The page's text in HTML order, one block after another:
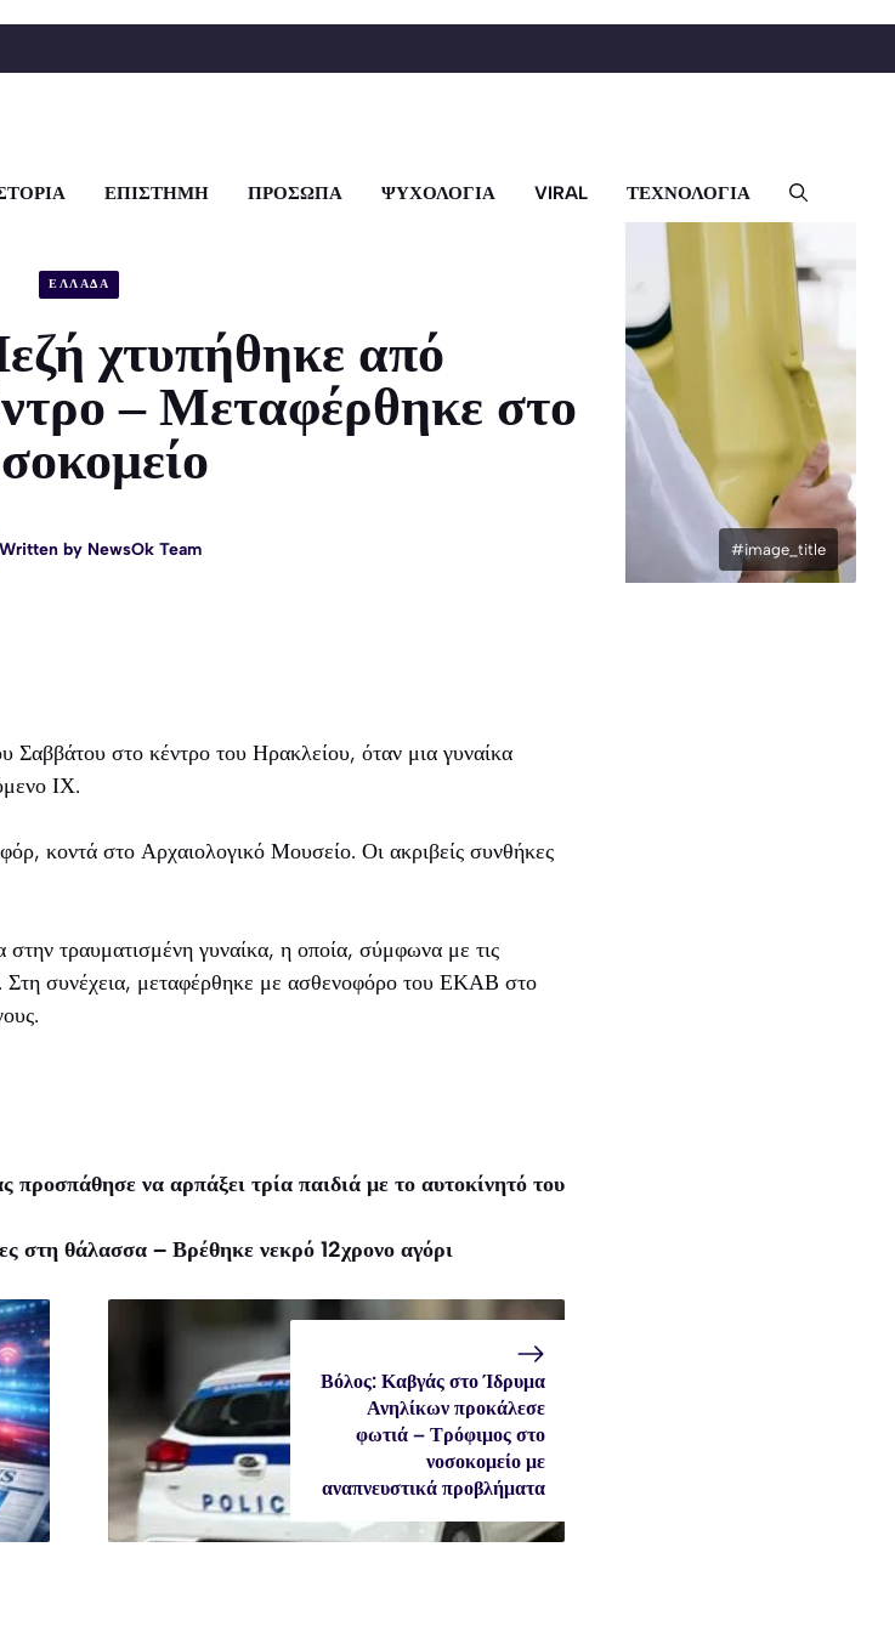
ΕΠΙΣΤΗΜΗ ΠΡΟΣΩΠΑ ΨΥΧΟΛΟΓΙΑ VIRAL ΤΕΧΝΟΛΟΓΙΑ
#image_title
ΕΛΛΑΔΑ
χτυπήθηκε από
– Μεταφέρθηκε στο
Written by NewsOk Team
Σαββάτου στο κέντρο του Ηρακλείου, όταν μια γυναίκα
ΙΧ.
κοντά στο Αρχαιολογικό Μουσείο. Οι ακριβείς συνθήκες
τραυματισμένη γυναίκα, η οποία, σύμφωνα με τις
Στη συνέχεια, μεταφέρθηκε με ασθενοφόρο του ΕΚΑΒ στο
να αρπάξει τρία παιδιά με το αυτοκίνητό του
στη θάλασσα – Βρέθηκε νεκρό 12χρονο αγόρι
Βόλος: Καβγάς στο Ίδρυμα
Ανηλίκων προκάλεσε
φωτιά – Τρόφιμος στο
νοσοκομείο με
αναπνευστικά προβλήματα